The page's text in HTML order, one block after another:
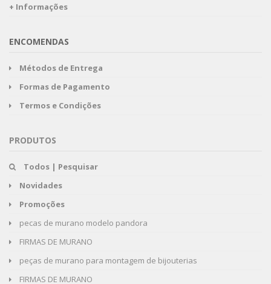
+ Informações
ENCOMENDAS
Métodos de Entrega
Formas de Pagamento
Termos e Condições
PRODUTOS
Todos | Pesquisar
Novidades
Promoções
pecas de murano modelo pandora
FIRMAS DE MURANO
peças de murano para montagem de bijouterias
FIRMAS DE MURANO